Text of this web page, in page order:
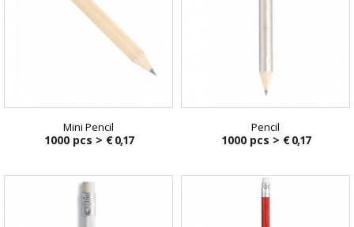
Mini Pencil
1000 pcs > € 0,17
Pencil
1000 pcs > € 0,17